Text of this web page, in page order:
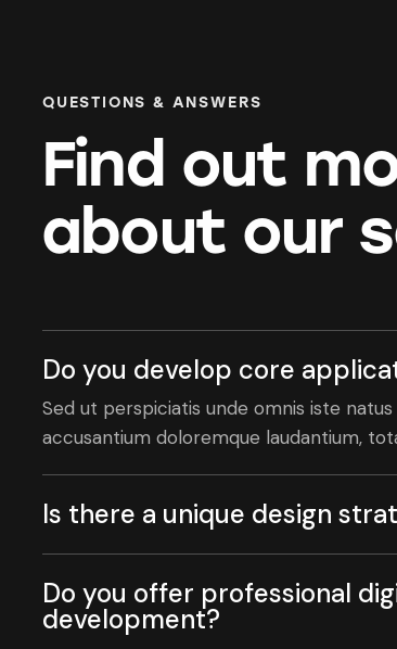
QUESTIONS & ANSWERS
Find out
about our
Do you develop core
Sed ut perspiciatis unde omnis iste
accusantium doloremque laudantium,
Is there a unique design
Do you offer professional
development?